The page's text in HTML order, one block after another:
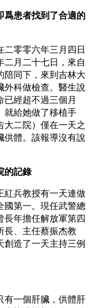
爲患者找到了合適的
零零六年三月四日
二月二十七日，來自
陪同下，來到吉林大
外科做檢查。醫生說
經超不過三個月
就給她做了移植手
大二院）僅在一天之
供體。該報導沒有說
的記錄
紅兵教授有一天連做
國第一。現任武警總
長年擔任解放軍第四
長、主任蔡振杰教
造了一天主持三例
有一個肝臟，供體肝